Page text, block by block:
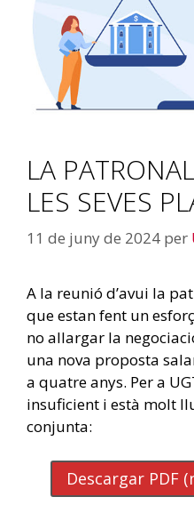
LA
LES SEVES
11 de juny de 2024 per
A la reunió d’avui la
que estan fent un
no allargar la
una nova proposta
a quatre anys. Per a
insuficient i està molt
conjunta:
Descargar PDF